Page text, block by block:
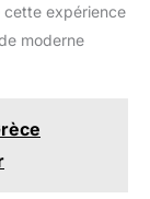
cette expérience
moderne